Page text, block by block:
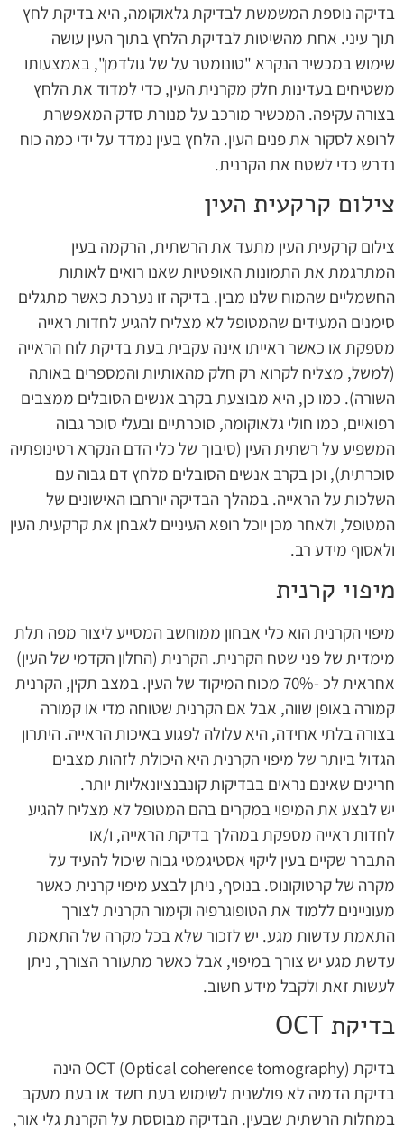
בדיקה נוספת המשמשת לבדיקת גלאוקומה, היא בדיקת לחץ
תוך עיני. אחת מהשיטות לבדיקת הלחץ בתוך העין עושה
שימוש במכשיר הנקרא "טונומטר על של גולדמן", באמצעותו
משטיחים בעדינות חלק מקרנית העין, כדי למדוד את הלחץ
בצורה עקיפה. המכשיר מורכב על מנורת סדק המאפשרת
לרופא לסקור את פנים העין. הלחץ בעין נמדד על ידי כמה כוח
נדרש כדי לשטח את הקרנית.
צילום קרקעית העין
צילום קרקעית העין מתעד את הרשתית, הרקמה בעין
המתרגמת את התמונות האופטיות שאנו רואים לאותות
החשמליים שהמוח שלנו מבין. בדיקה זו נערכת כאשר מתגלים
סימנים המעידים שהמטופל לא מצליח להגיע לחדות ראייה
מספקת או כאשר ראייתו אינה עקבית בעת בדיקת לוח הראייה
(למשל, מצליח לקרוא רק חלק מהאותיות והמספרים באותה
השורה). כמו כן, היא מבוצעת בקרב אנשים הסובלים ממצבים
רפואיים, כמו חולי גלאוקומה, סוכרתיים ובעלי סוכר גבוה
המשפיע על רשתית העין (סיבוך של כלי הדם הנקרא רטינופתיה
סוכרתית), וכן בקרב אנשים הסובלים מלחץ דם גבוה עם
השלכות על הראייה. במהלך הבדיקה יורחבו האישונים של
המטופל, ולאחר מכן יוכל רופא העיניים לאבחן את קרקעית העין
ולאסוף מידע רב.
מיפוי קרנית
מיפוי הקרנית הוא כלי אבחון ממוחשב המסייע ליצור מפה תלת
מימדית של פני שטח הקרנית. הקרנית (החלון הקדמי של העין)
אחראית לכ -70% מכוח המיקוד של העין. במצב תקין, הקרנית
קמורה באופן שווה, אבל אם הקרנית שטוחה מדי או קמורה
בצורה בלתי אחידה, היא עלולה לפגוע באיכות הראייה. היתרון
הגדול ביותר של מיפוי הקרנית היא היכולת לזהות מצבים
חריגים שאינם נראים בבדיקות קונבנציונאליות יותר.
יש לבצע את המיפוי במקרים בהם המטופל לא מצליח להגיע
לחדות ראייה מספקת במהלך בדיקת הראייה, ו/או
התברר שקיים בעין ליקוי אסטיגמטי גבוה שיכול להעיד על
מקרה של קרטוקונוס. בנוסף, ניתן לבצע מיפוי קרנית כאשר
מעוניינים ללמוד את הטופוגרפיה וקימור הקרנית לצורך
התאמת עדשות מגע. יש לזכור שלא בכל מקרה של התאמת
עדשת מגע יש צורך במיפוי, אבל כאשר מתעורר הצורך, ניתן
לעשות זאת ולקבל מידע חשוב.
בדיקת OCT
בדיקת OCT (Optical coherence tomography) הינה
בדיקת הדמיה לא פולשנית לשימוש בעת חשד או בעת מעקב
במחלות הרשתית שבעין. הבדיקה מבוססת על הקרנת גלי אור,